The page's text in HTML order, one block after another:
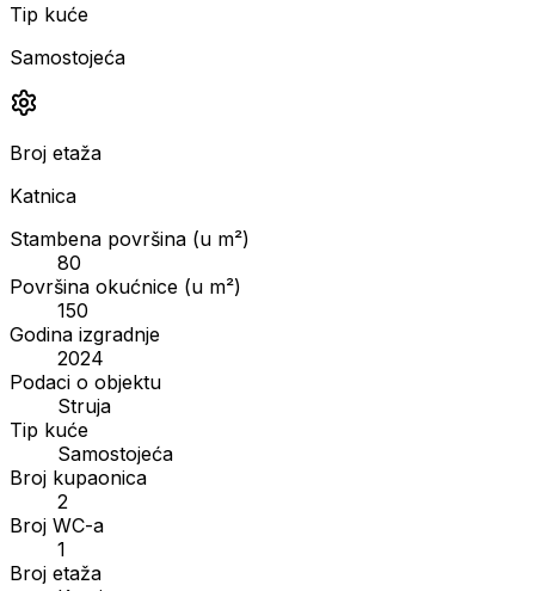
Tip kuće
Samostojeća
Broj etaža
Katnica
Stambena površina (u m²)
80
Površina okućnice (u m²)
150
Godina izgradnje
2024
Podaci o objektu
Struja
Tip kuće
Samostojeća
Broj kupaonica
2
Broj WC-a
1
Broj etaža